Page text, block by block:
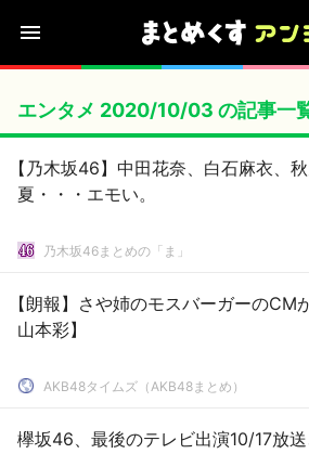
エンタメ 2020/10/03 の記事一
【乃木坂46】中田花奈、白石麻衣、
夏・・・エモい。
乃木坂46まとめの「ま」
【朗報】さや姉のモスバーガーのCM
山本彩】
AKB48タイムズ（AKB48まとめ）
欅坂46、最後のテレビ出演10/17放